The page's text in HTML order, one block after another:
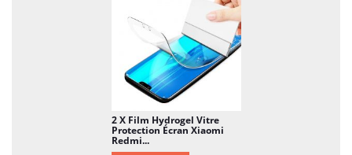
2 X Film Hydrogel Vitre
Protection Écran Xiaomi
Redmi...